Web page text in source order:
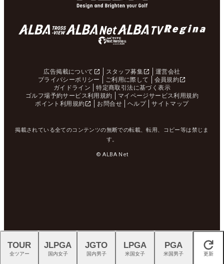
広告掲載について スタッフ募集
運営会社
プライバシーポリシー
ご利用に際して
会員規約
ガイドライン
特定商取引法に基づく表示
ゴルフ場予約サービス利用規約
マイページサービス利用規約
ポイント利用規約
お問合せ ヘルプ サイトマップ
掲載されている全てのコンテンツの無断での転載、転用、コピー等は禁じま
す。
© ALBA Net
閉じる
TOUR
全ツアー
JLPGA
国内女子
JGTO
国内男子
LPGA
米国女子
PGA
米国男子 更新